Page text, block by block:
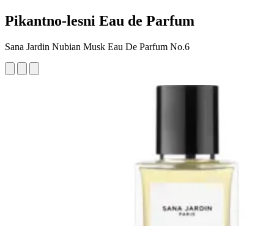
Pikantno-lesni Eau de Parfum
Sana Jardin Nubian Musk Eau De Parfum No.6